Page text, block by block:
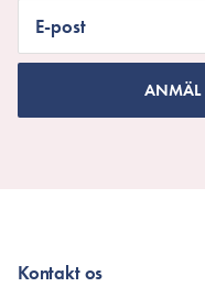
E-post
ANMÄL
Kontakt os